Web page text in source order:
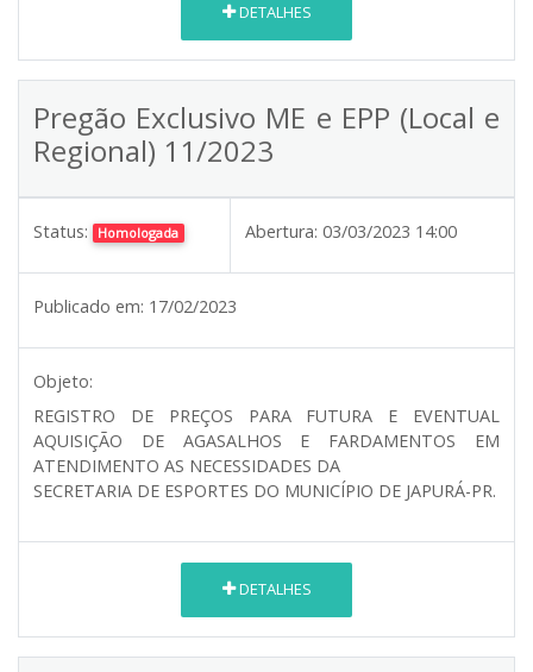
DETALHES
Pregão Exclusivo ME e EPP (Local e
Regional) 11/2023
Status: Homologada Abertura: 03/03/2023 14:00
Publicado em: 17/02/2023
Objeto:
REGISTRO DE PREÇOS PARA FUTURA E EVENTUAL
AQUISIÇÃO DE AGASALHOS E FARDAMENTOS EM
ATENDIMENTO AS NECESSIDADES DA
SECRETARIA DE ESPORTES DO MUNICÍPIO DE JAPURÁ-PR.
DETALHES